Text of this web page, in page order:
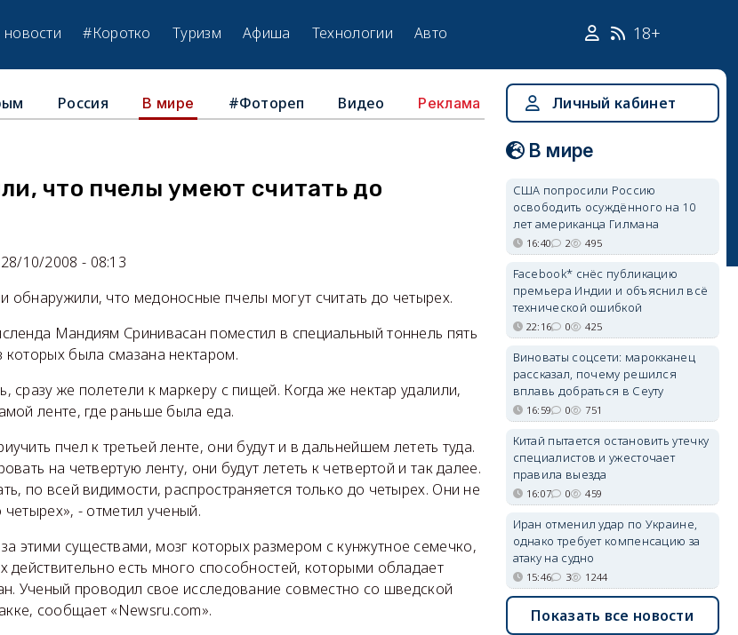
#Коротко Туризм Афиша Технологии Авто 18+
Россия В мире #Фотореп Видео Реклама
что пчелы умеют считать до
28/10/2008 - 08:13
обнаружили, что медоносные пчелы могут считать до четырех.
Мандиям Сринивасан поместил в специальный тоннель пять
была смазана нектаром.
сразу же полетели к маркеру с пищей. Когда же нектар удалили,
ленте, где раньше была еда.
пчел к третьей ленте, они будут и в дальнейшем лететь туда.
на четвертую ленту, они будут лететь к четвертой и так далее.
по всей видимости, распространяется только до четырех. Они не
- отметил ученый.
этими существами, мозг которых размером с кунжутное семечко,
действительно есть много способностей, которыми обладает
Ученый проводил свое исследование совместно со шведской
сообщает «Newsru.com».
Личный кабинет
В мире
США попросили Россию
освободить осуждённого на 10
лет американца Гилмана
16:40 2 495
Facebook* снёс публикацию
премьера Индии и объяснил всё
технической ошибкой
22:16 0 425
Виноваты соцсети: марокканец
рассказал, почему решился
вплавь добраться в Сеуту
16:59 0 751
Китай пытается остановить утечку
специалистов и ужесточает
правила выезда
16:07 0 459
Иран отменил удар по Украине,
однако требует компенсацию за
атаку на судно
15:46 3 1244
Показать все новости